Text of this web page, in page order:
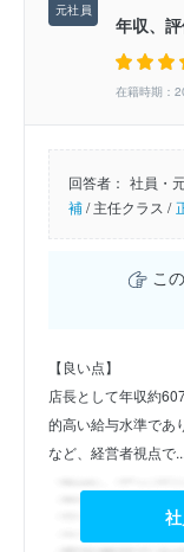
年収、
在籍時期：
回答者： 社員・
補/主任クラス /
こ
【良い点】
店長として年収約
的高い給与水準であ
など、経営者視点で...